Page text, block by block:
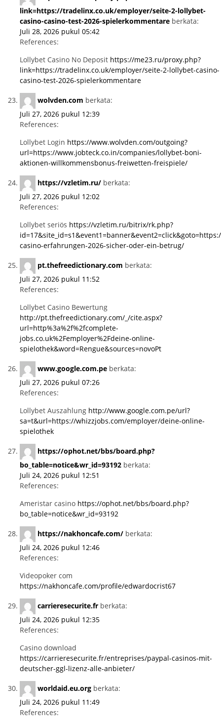
link=https://tradelinx.co.uk/employer/seite-2-lollybet-
casino-casino-test-2026-spielerkommentare berkata:
Juli 28, 2026 pukul 05:42
References:
Lollybet Casino No Deposit https://me23.ru/proxy.php?
link=https://tradelinx.co.uk/employer/seite-2-lollybet-casino-
casino-test-2026-spielerkommentare
wolvden.com berkata:
Juli 27, 2026 pukul 12:39
References:
Lollybet Login https://www.wolvden.com/outgoing?
url=https://www.jobteck.co.in/companies/lollybet-boni-
aktionen-willkommensbonus-freiwetten-freispiele/
https://vzletim.ru/ berkata:
Juli 27, 2026 pukul 12:02
References:
Lollybet seriös https://vzletim.ru/bitrix/rk.php?
casino-erfahrungen-2026-sicher-oder-ein-betrug/
pt.thefreedictionary.com berkata:
Juli 27, 2026 pukul 11:52
References:
Lollybet Casino Bewertung
http://pt.thefreedictionary.com/_/cite.aspx?
url=http%3a%2f%2fcomplete-
jobs.co.uk%2Femployer%2Fdeine-online-
spielothek&word=Rengue&sources=novoPt
www.google.com.pe berkata:
Juli 27, 2026 pukul 07:26
References:
Lollybet Auszahlung http://www.google.com.pe/url?
sa=t&url=https://whizzjobs.com/employer/deine-online-
spielothek
https://ophot.net/bbs/board.php?
bo_table=notice&wr_id=93192 berkata:
Juli 24, 2026 pukul 12:51
References:
Ameristar casino https://ophot.net/bbs/board.php?
bo_table=notice&wr_id=93192
https://nakhoncafe.com/ berkata:
Juli 24, 2026 pukul 12:46
References:
Videopoker com
https://nakhoncafe.com/profile/edwardocrist67
carrieresecurite.fr berkata:
Juli 24, 2026 pukul 12:35
References:
Casino download
https://carrieresecurite.fr/entreprises/paypal-casinos-mit-
deutscher-ggl-lizenz-alle-anbieter/
worldaid.eu.org berkata:
Juli 24, 2026 pukul 11:49
References: